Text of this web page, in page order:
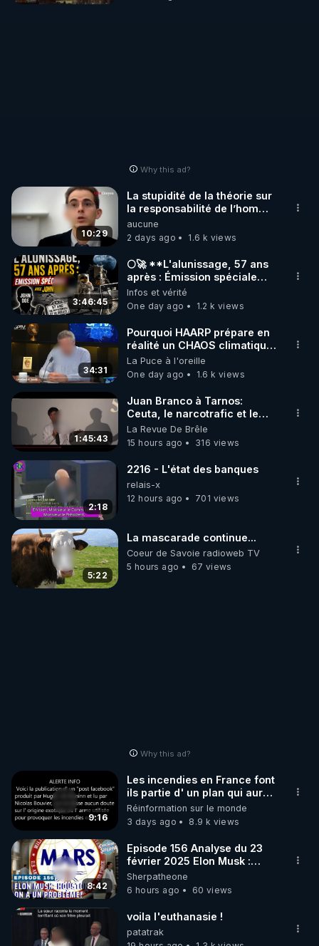
Why this ad?
10:29
La stupidité de la théorie sur
la responsabilité de l’homme
concernant le dioxyde de
carbone.
aucune
2 days ago
1.6 k views
3:46:45
🌕🚀 **L'alunissage, 57 ans
après : Émission spéciale
avec John Doe !** 👨 🚀✨
Infos et vérité
One day ago
1.2 k views
34:31
Pourquoi HAARP prépare en
réalité un CHAOS climatique,
on répond
La Puce à l'oreille
One day ago
1.6 k views
1:45:43
Juan Branco à Tarnos:
Ceuta, le narcotrafic et le
pouvoir en France
La Revue De Brêle
15 hours ago
316 views
2:18
2216 - L'état des banques
relais-x
12 hours ago
701 views
5:22
La mascarade continue...
Coeur de Savoie radioweb TV
5 hours ago
67 views
Why this ad?
9:16
Les incendies en France font
ils partie d' un plan qui aurait
débuté le 11 septembre 2001
?
Réinformation sur le monde
3 days ago
8.9 k views
8:42
Episode 156 Analyse du 23
février 2025 Elon Musk :
Houston , on a un problème !
Sherpatheone
6 hours ago
60 views
voila l'euthanasie !
patatrak